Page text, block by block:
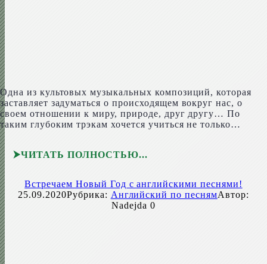
Одна из культовых музыкальных композиций, которая
заставляет задуматься о происходящем вокруг нас, о
своем отношении к миру, природе, друг другу… По
таким глубоким трэкам хочется учиться не только…
ЧИТАТЬ ПОЛНОСТЬЮ
Встречаем Новый Год с английскими песнями!
25.09.2020Рубрика: Английский по песнямАвтор:
Nadejda 0